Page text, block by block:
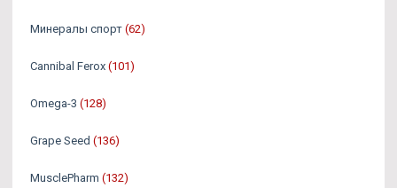
Минералы спорт (62)
Cannibal Ferox (101)
Omega-3 (128)
Grape Seed (136)
MusclePharm (132)